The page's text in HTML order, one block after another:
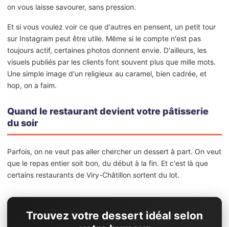
on vous laisse savourer, sans pression.
Et si vous voulez voir ce que d'autres en pensent, un petit tour
sur Instagram peut être utile. Même si le compte n'est pas
toujours actif, certaines photos donnent envie. D'ailleurs, les
visuels publiés par les clients font souvent plus que mille mots.
Une simple image d'un religieux au caramel, bien cadrée, et
hop, on a faim.
Quand le restaurant devient votre pâtisserie
du soir
Parfois, on ne veut pas aller chercher un dessert à part. On veut
que le repas entier soit bon, du début à la fin. Et c'est là que
certains restaurants de Viry-Châtillon sortent du lot.
Trouvez votre dessert idéal selon